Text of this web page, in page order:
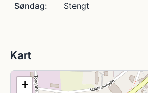
Søndag:
Stengt
Kart
+